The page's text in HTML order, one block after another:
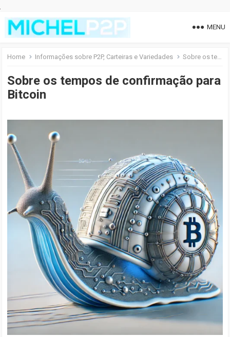
MENU
Home Informações sobre P2P, Carteiras e Variedades Sobre os tempos de confirmação para Bitcoin
Sobre os tempos de confirmação para
Bitcoin